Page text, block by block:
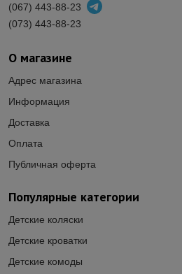
Популярные категории
Детские коляски
Детские кроватки
Детские комоды
О магазине
Адрес магазина
Информация
Доставка
Оплата
Публичная оферта
(067) 443-88-23
(073) 443-88-23